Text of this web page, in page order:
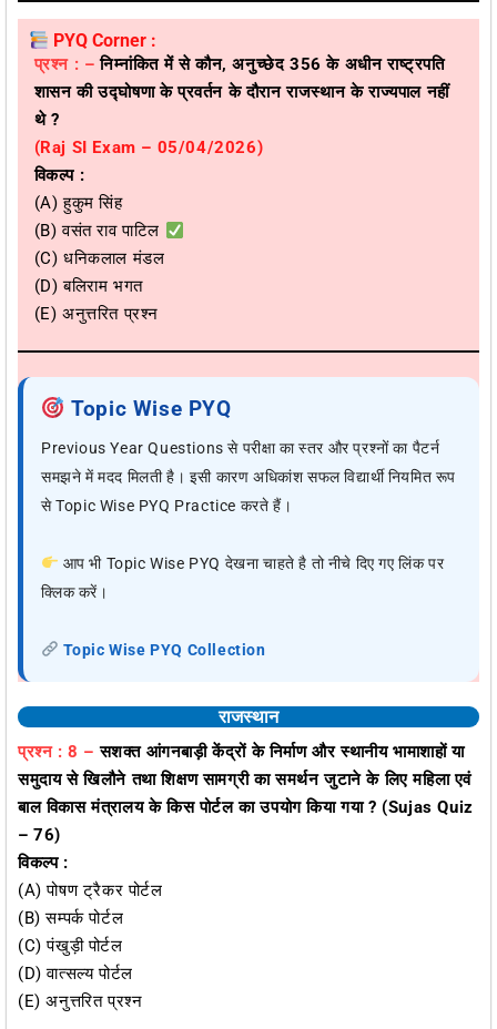
PYQ Corner :
प्रश्न : – निम्नांकित में से कौन, अनुच्छेद 356 के अधीन राष्ट्रपति
शासन की उद्घोषणा के प्रवर्तन के दौरान राजस्थान के राज्यपाल नहीं
थे ?
(Raj SI Exam – 05/04/2026)
विकल्प :
(A) हुकुम सिंह
(B) वसंत राव पाटिल
(C) धनिकलाल मंडल
(D) बलिराम भगत
(E) अनुत्तरित प्रश्न
Topic Wise PYQ
Previous Year Questions से परीक्षा का स्तर और प्रश्नों का पैटर्न
समझने में मदद मिलती है। इसी कारण अधिकांश सफल विद्यार्थी नियमित रूप
से Topic Wise PYQ Practice करते हैं।
आप भी Topic Wise PYQ देखना चाहते है तो नीचे दिए गए लिंक पर
क्लिक करें।
Topic Wise PYQ Collection
राजस्थान
प्रश्न : 8 – सशक्त आंगनबाड़ी केंद्रों के निर्माण और स्थानीय भामाशाहों या
समुदाय से खिलौने तथा शिक्षण सामग्री का समर्थन जुटाने के लिए महिला एवं
बाल विकास मंत्रालय के किस पोर्टल का उपयोग किया गया ? (Sujas Quiz
– 76)
विकल्प :
(A) पोषण ट्रैकर पोर्टल
(B) सम्पर्क पोर्टल
(C) पंखुड़ी पोर्टल
(D) वात्सल्य पोर्टल
(E) अनुत्तरित प्रश्न